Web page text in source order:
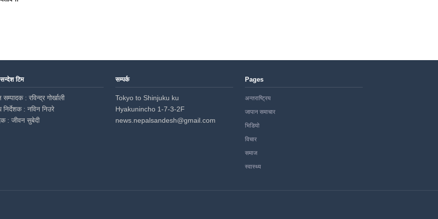
टिम
सम्पादक : रविन्द्र गोर्खाली
निर्देशक : नविन निउरे
: जीवन सुबेदी
सम्पर्क
Tokyo to Shinjuku ku
Hyakunincho 1-7-3-2F
news.nepalsandesh@gmail.com
Pages
अन्तराष्ट्रिय
जापान समाचार
भिडियो
विचार
समाज
स्वास्थ्य